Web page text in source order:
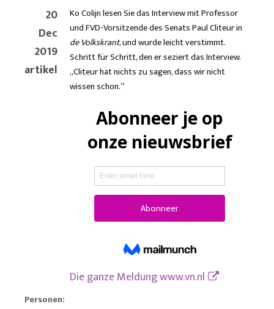
20
Dec
2019
artikel
Ko Colijn lesen Sie das Interview mit Professor
und FVD-Vorsitzende des Senats Paul Cliteur in
de Volkskrant, und wurde leicht verstimmt.
Schritt für Schritt, den er seziert das Interview.
„Cliteur hat nichts zu sagen, dass wir nicht
wissen schon.“
Die ganze Meldungwww.vn.nl
Personen: